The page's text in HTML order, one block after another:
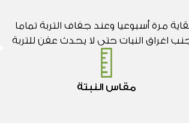
مرة أسبوعيا وعند جفاف التربة تماما
اغراق النبات حتى لا يحدث عفن للتربة
مقاس النبتة